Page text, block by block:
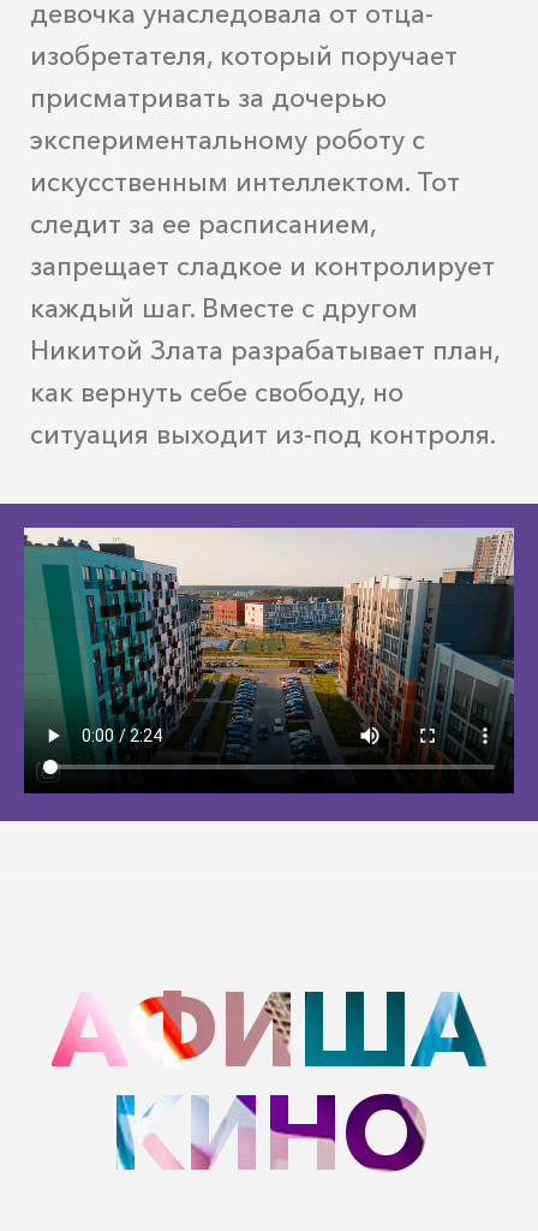
девочка унаследовала от отца-
изобретателя, который поручает
присматривать за дочерью
экспериментальному роботу с
искусственным интеллектом. Тот
следит за ее расписанием,
запрещает сладкое и контролирует
каждый шаг. Вместе с другом
Никитой Злата разрабатывает план,
как вернуть себе свободу, но
ситуация выходит из-под контроля.
АФИША
КИНО